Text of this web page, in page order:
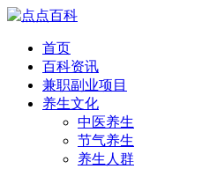
首页
百科资讯
兼职副业项目
养生文化
中医养生
节气养生
养生人群